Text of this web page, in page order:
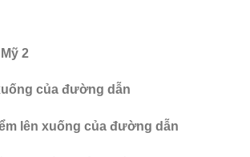
2
của đường dẫn
lên xuống của đường dẫn